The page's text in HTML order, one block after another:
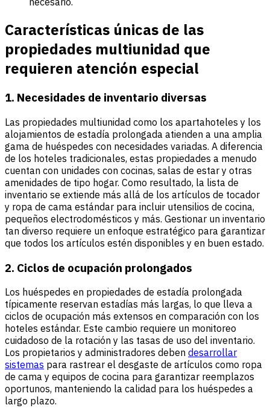
Características únicas de las
propiedades multiunidad que
requieren atención especial
1. Necesidades de inventario diversas
Las propiedades multiunidad como los apartahoteles y los
alojamientos de estadía prolongada atienden a una amplia
gama de huéspedes con necesidades variadas. A diferencia
de los hoteles tradicionales, estas propiedades a menudo
cuentan con unidades con cocinas, salas de estar y otras
amenidades de tipo hogar. Como resultado, la lista de
inventario se extiende más allá de los artículos de tocador
y ropa de cama estándar para incluir utensilios de cocina,
pequeños electrodomésticos y más. Gestionar un inventario
tan diverso requiere un enfoque estratégico para garantizar
que todos los artículos estén disponibles y en buen estado.
2. Ciclos de ocupación prolongados
Los huéspedes en propiedades de estadía prolongada
típicamente reservan estadías más largas, lo que lleva a
ciclos de ocupación más extensos en comparación con los
hoteles estándar. Este cambio requiere un monitoreo
cuidadoso de la rotación y las tasas de uso del inventario.
Los propietarios y administradores deben desarrollar
sistemas para rastrear el desgaste de artículos como ropa
de cama y equipos de cocina para garantizar reemplazos
oportunos, manteniendo la calidad para los huéspedes a
largo plazo.